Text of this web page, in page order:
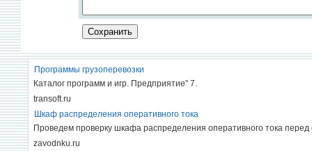
Программы грузоперевозки
Каталог программ и игр. Предприятие" 7.
transoft.ru
Шкаф распределения оперативного тока
Проведем проверку шкафа распределения оперативного тока перед
zavodnku.ru